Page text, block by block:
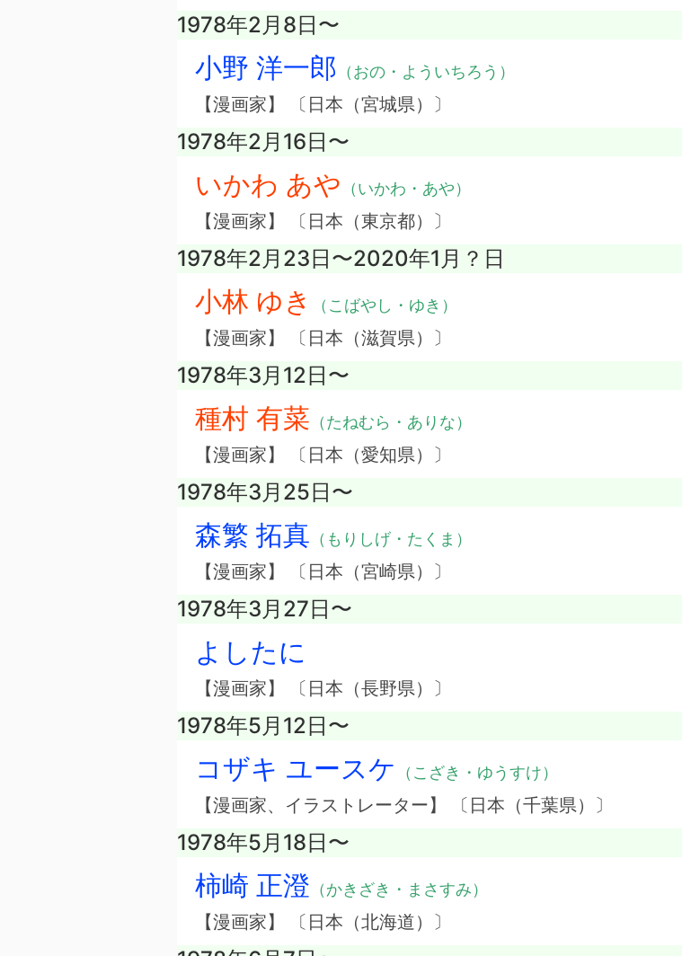
1978年2月8日〜
小野 洋一郎 （おの・よういちろう）
【漫画家】 〔日本（宮城県）〕
1978年2月16日〜
いかわ あや （いかわ・あや）
【漫画家】 〔日本（東京都）〕
1978年2月23日〜2020年1月？日
小林 ゆき （こばやし・ゆき）
【漫画家】 〔日本（滋賀県）〕
1978年3月12日〜
種村 有菜 （たねむら・ありな）
【漫画家】 〔日本（愛知県）〕
1978年3月25日〜
森繁 拓真 （もりしげ・たくま）
【漫画家】 〔日本（宮崎県）〕
1978年3月27日〜
よしたに
【漫画家】 〔日本（長野県）〕
1978年5月12日〜
コザキ ユースケ （こざき・ゆうすけ）
【漫画家、イラストレーター】 〔日本（千葉県）〕
1978年5月18日〜
柿崎 正澄 （かきざき・まさすみ）
【漫画家】 〔日本（北海道）〕